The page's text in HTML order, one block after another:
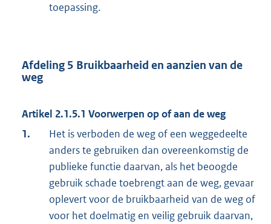
toepassing.
Afdeling 5 Bruikbaarheid en aanzien van de
weg
Artikel 2.1.5.1 Voorwerpen op of aan de weg
1.
Het is verboden de weg of een weggedeelte
anders te gebruiken dan overeenkomstig de
publieke functie daarvan, als het beoogde
gebruik schade toebrengt aan de weg, gevaar
oplevert voor de bruikbaarheid van de weg of
voor het doelmatig en veilig gebruik daarvan,